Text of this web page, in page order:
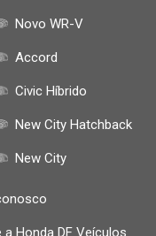
Novo WR-V
Accord
Civic Híbrido
New City Hatchback
New City
a Honda DF Veículos